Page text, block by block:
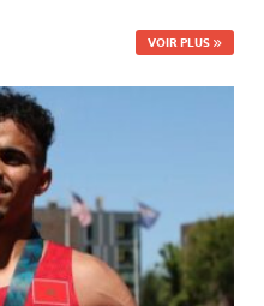
VOIR PLUS